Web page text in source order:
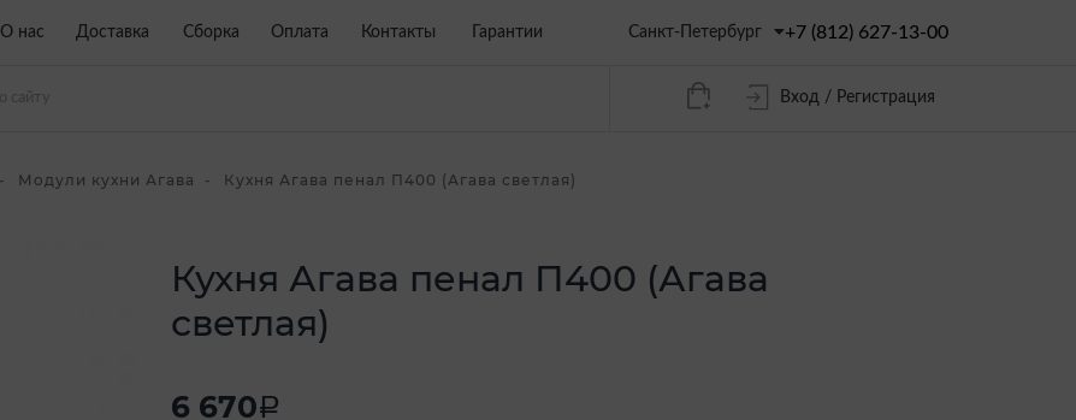
О нас Доставка Сборка Оплата Контакты Гарантии Санкт-Петербург +7 (812) 627-13-00
Вход / Регистрация
Модули кухни Агава Кухня Агава пенал П400 (Агава светлая)
Кухня Агава пенал П400 (Агава
светлая)
6 670a